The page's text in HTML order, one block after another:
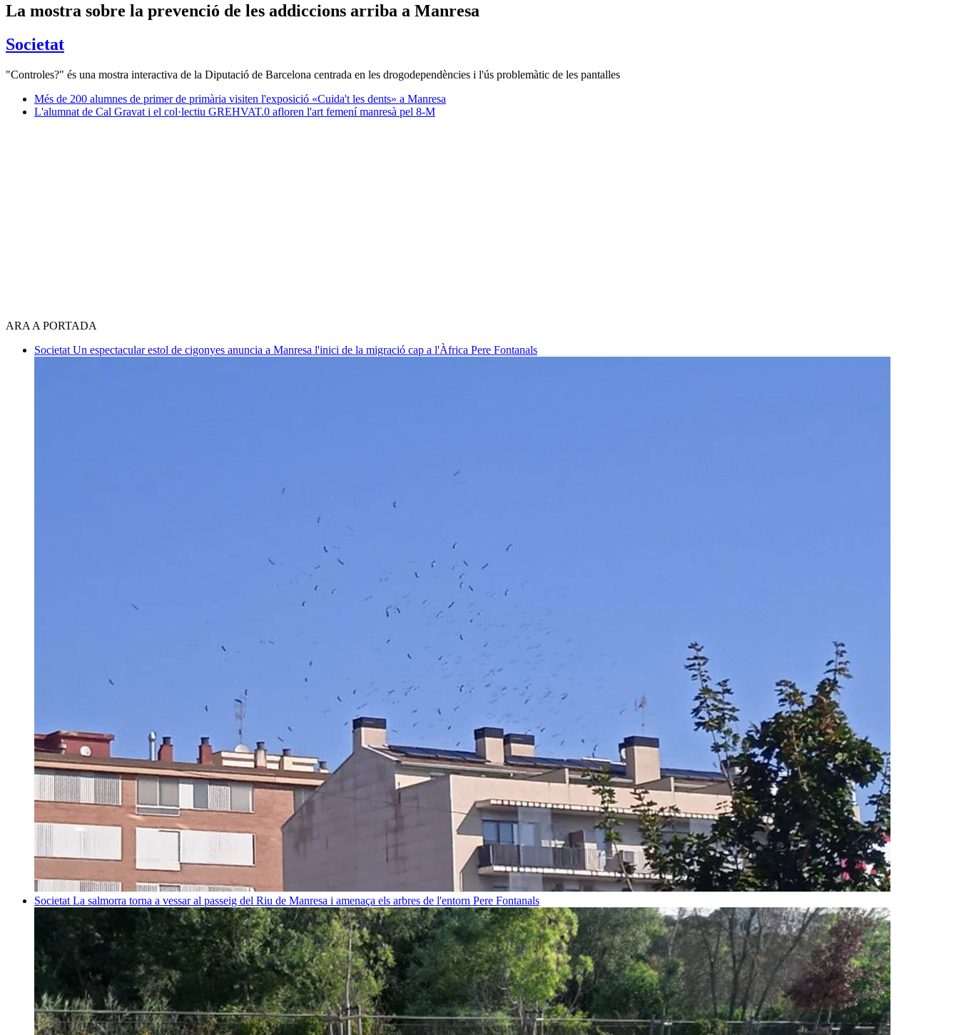
La mostra sobre la prevenció de les addiccions arriba a Manresa
Societat
"Controles?" és una mostra interactiva de la Diputació de Barcelona centrada en les drogodependències i l'ús problemàtic de les pantalles
Més de 200 alumnes de primer de primària visiten l'exposició «Cuida't les dents» a Manresa
L'alumnat de Cal Gravat i el col·lectiu GREHVAT.0 afloren l'art femení manresà pel 8-M
ARA A PORTADA
Societat Un espectacular estol de cigonyes anuncia a Manresa l'inici de la migració cap a l'Àfrica Pere Fontanals
Societat La salmorra torna a vessar al passeig del Riu de Manresa i amenaça els arbres de l'entorn Pere Fontanals